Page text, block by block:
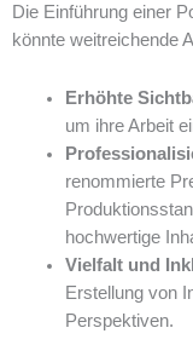
Die Einführung einer
könnte weitreichende
Erhöhte
um ihre Arbeit
renommierte
hochwertige
Vielfalt und
Erstellung von
Perspektiven.